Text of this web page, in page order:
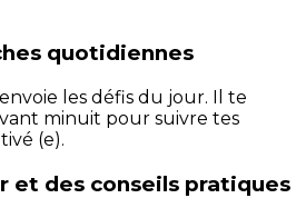
quotidiennes
les défis du jour. Il te
minuit pour suivre tes
(e).
et des conseils pratiques